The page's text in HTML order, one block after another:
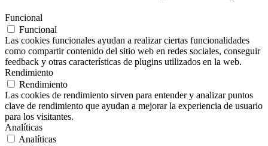
Funcional
Funcional
Las cookies funcionales ayudan a realizar ciertas funcionalidades
como compartir contenido del sitio web en redes sociales, conseguir
feedback y otras características de plugins utilizados en la web.
Rendimiento
Rendimiento
Las cookies de rendimiento sirven para entender y analizar puntos
clave de rendimiento que ayudan a mejorar la experiencia de usuario
para los visitantes.
Analíticas
Analíticas